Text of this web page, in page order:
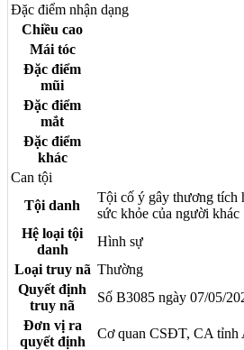
Đặc điểm nhận dạng
Chiều cao
Mái tóc
Đặc điểm
mũi
Đặc điểm
mắt
Đặc điểm
khác
Can tội
Tội danh
Tội cố ý gây thương tích
sức khỏe của người khác
Hệ loại tội
danh
Hình sự
Loại truy nã Thường
Quyết định
truy nã
Số B3085 ngày 07/05/
Đơn vị ra
quyết định
Cơ quan CSĐT, CA tỉnh